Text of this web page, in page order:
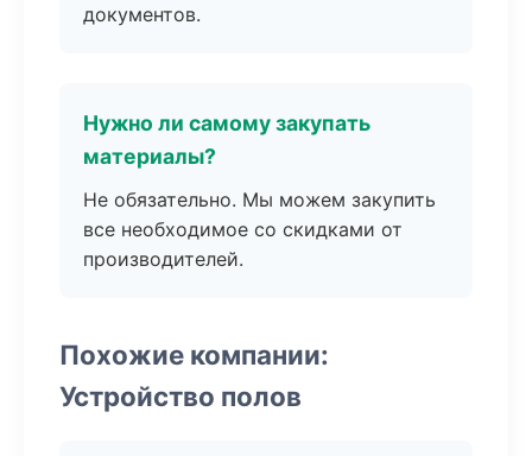
документов.
Нужно ли самому закупать
материалы?
Не обязательно. Мы можем закупить
все необходимое со скидками от
производителей.
Похожие компании:
Устройство полов